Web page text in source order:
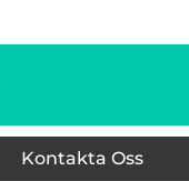
Kontakta Oss